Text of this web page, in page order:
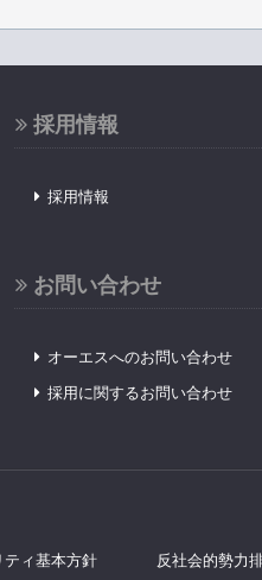
採用情報
採用情報
お問い合わせ
オーエスへのお問い合わせ
採用に関するお問い合わせ
ィ基本方針 反社会的勢力